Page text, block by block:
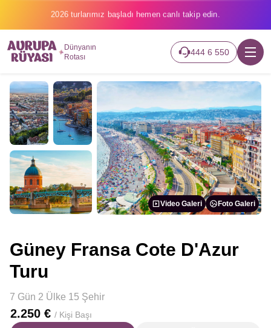
2026 turlarımız başladı hemen canlı takip edin.
Dünyanın
Rotası
444 6 550
Video Galeri Foto Galeri
Güney Fransa Cote D'Azur
Turu
7 Gün 2 Ülke 15 Şehir
2.250 € / Kişi Başı